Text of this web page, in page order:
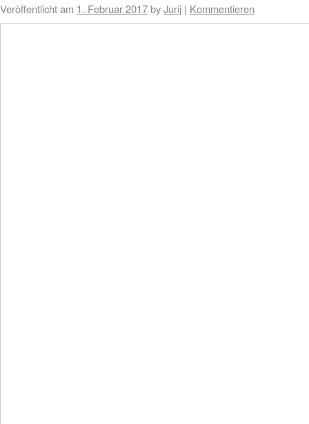
Veröffentlicht am 1. Februar 2017byJurij | Kommentieren